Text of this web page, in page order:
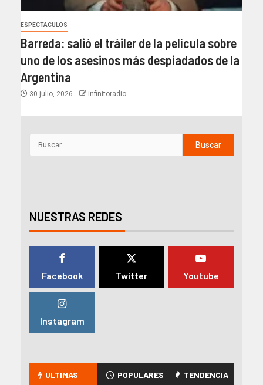
ESPECTACULOS
Barreda: salió el tráiler de la película sobre
uno de los asesinos más despiadados de la
Argentina
30 julio, 2026 infinitoradio
NUESTRAS REDES
Facebook Twitter Youtube
Instagram
ULTIMAS POPULARES TENDENCIA